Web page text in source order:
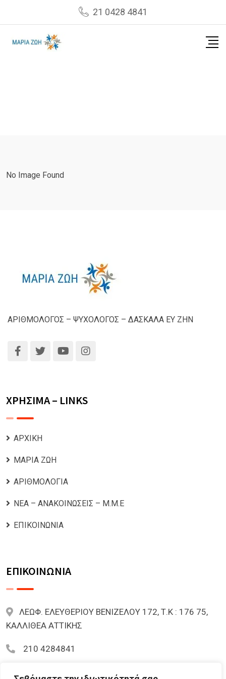
21 0428 4841
No Image Found
ΑΡΙΘΜΟΛΟΓΟΣ – ΨΥΧΟΛΟΓΟΣ – ΔΑΣΚΑΛΑ ΕΥ ΖΗΝ
ΧΡΗΣΙΜΑ – LINKS
ΑΡΧΙΚΗ
ΜΑΡΙΑ ΖΩΗ
ΑΡΙΘΜΟΛΟΓΙΑ
ΝΕΑ – ΑΝΑΚΟΙΝΩΣΕΙΣ – Μ.Μ.Ε
ΕΠΙΚΟΙΝΩΝΙΑ
ΕΠΙΚΟΙΝΩΝΙΑ
ΛΕΩΦ. ΕΛΕΥΘΕΡΙΟΥ ΒΕΝΙΖΕΛΟΥ 172, Τ.Κ : 176 75,
ΚΑΛΛΙΘΕΑ ΑΤΤΙΚΗΣ
210 4284841
mariazoi.powernumbers@gmail.com